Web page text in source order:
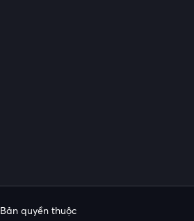
Bản quyền thuộc